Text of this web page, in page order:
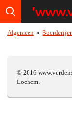
Ga
direct
de
Algemeen »
© 2016
Lochem.